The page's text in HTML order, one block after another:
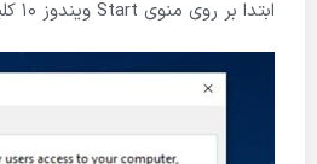
ابتدا بر روی منوی Start ویندوز 10 کلیک کرده و netplwiz را در نوار جستجو تایپ کرده و از همان نتایج برنامه مشابه را انتخاب کنید.